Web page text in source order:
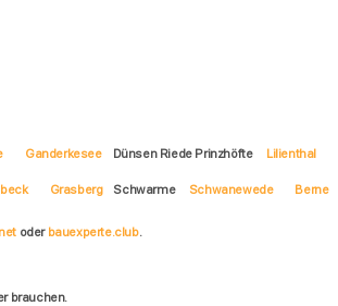
Ganderkesee Dünsen Riede Prinzhöfte Lilienthal
Grasberg Schwarme Schwanewede Berne
oder bauexperte.club.
brauchen.